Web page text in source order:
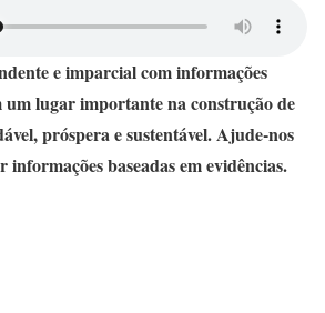
e imparcial com informações
um lugar importante na construção de
próspera e sustentável. Ajude-nos
baseadas em evidências.